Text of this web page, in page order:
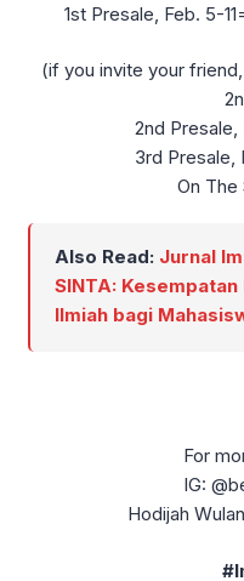
1st Presale, Feb. 5-
(if you invite your
2nd Presale,
3rd Presale,
On
Also Read: Jurnal
SINTA:
Ilmiah bagi
For
IG:
Hodijah